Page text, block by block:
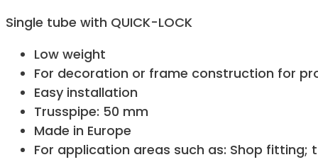
Single tube with QUICK-LOCK
Low weight
For decoration or frame construction for
Easy installation
Trusspipe: 50 mm
Made in Europe
For application areas such as: Shop